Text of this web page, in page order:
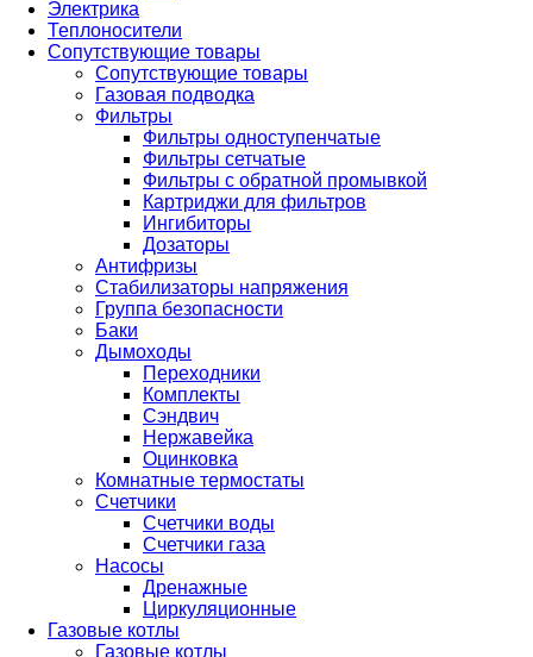
Электрика
Теплоносители
Сопутствующие товары
Сопутствующие товары
Газовая подводка
Фильтры
Фильтры одноступенчатые
Фильтры сетчатые
Фильтры с обратной промывкой
Картриджи для фильтров
Ингибиторы
Дозаторы
Антифризы
Стабилизаторы напряжения
Группа безопасности
Баки
Дымоходы
Переходники
Комплекты
Сэндвич
Нержавейка
Оцинковка
Комнатные термостаты
Счетчики
Счетчики воды
Счетчики газа
Насосы
Дренажные
Циркуляционные
Газовые котлы
Газовые котлы